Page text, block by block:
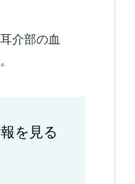
介部の血
を見る